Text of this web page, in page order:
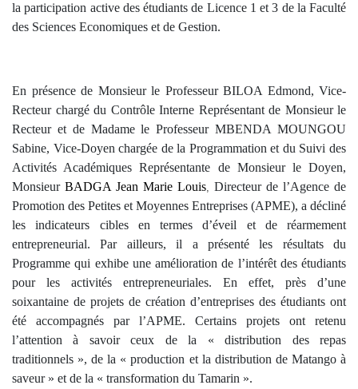
la participation active des étudiants de Licence 1 et 3 de la Faculté
des Sciences Economiques et de Gestion.
En présence de Monsieur le Professeur BILOA Edmond, Vice-
Recteur chargé du Contrôle Interne Représentant de Monsieur le
Recteur et de Madame le Professeur MBENDA MOUNGOU
Sabine, Vice-Doyen chargée de la Programmation et du Suivi des
Activités Académiques Représentante de Monsieur le Doyen,
Monsieur BADGA Jean Marie Louis, Directeur de l’Agence de
Promotion des Petites et Moyennes Entreprises (APME), a décliné
les indicateurs cibles en termes d’éveil et de réarmement
entrepreneurial. Par ailleurs, il a présenté les résultats du
Programme qui exhibe une amélioration de l’intérêt des étudiants
pour les activités entrepreneuriales. En effet, près d’une
soixantaine de projets de création d’entreprises des étudiants ont
été accompagnés par l’APME. Certains projets ont retenu
l’attention à savoir ceux de la « distribution des repas
traditionnels », de la « production et la distribution de Matango à
saveur » et de la « transformation du Tamarin ».